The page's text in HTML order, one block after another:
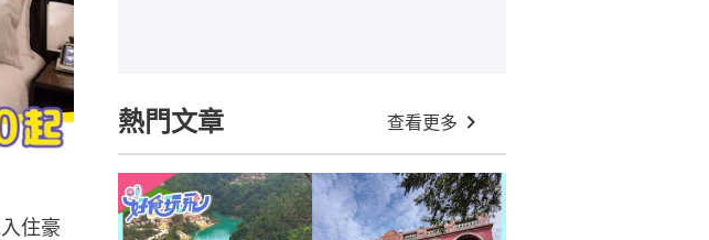
住豪
熱門文章 查看更多